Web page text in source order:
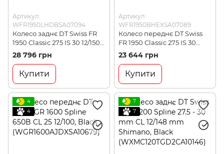
Артикул:
WFR1950LHDBSA07094
Колесо заднє DT Swiss FR
1950 Classic 275 IS 30 12/150
ASL, Black
(WFR1950LHDBSA07094)
28 796 грн
Купити
Артикул:
WFR1950BHEXSA07089
Колесо переднє DT Swiss
FR 1950 Classic 275 IS 30
20/110, Black
(WFR1950BHEXSA07089)
23 644 грн
Купити
4
4
7
7